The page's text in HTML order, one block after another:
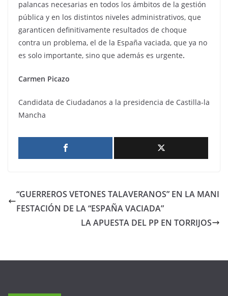
palancas necesarias en todos los ámbitos de la gestión
pública y en los distintos niveles administrativos, que
garanticen definitivamente resultados de choque
contra un problema, el de la España vaciada, que ya no
es solo importante, sino que además es urgente.
Carmen Picazo
Candidata de Ciudadanos a la presidencia de Castilla-la
Mancha
“GUERREROS VETONES TALAVERANOS” EN LA MANI
FESTACIÓN DE LA “ESPAÑA VACIADA”
LA APUESTA DEL PP EN TORRIJOS